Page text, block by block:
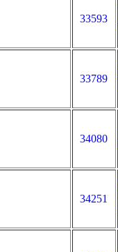
33593
33789
34080
34251